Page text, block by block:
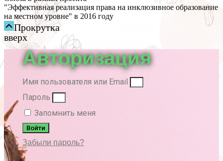
"Эффективная реализация права на инклюзивное образование
на местном уровне" в 2016 году
Прокрутка
вверх
Авторизация
Имя пользователя или Email
Пароль
Запомнить меня
Войти
Забыли пароль?